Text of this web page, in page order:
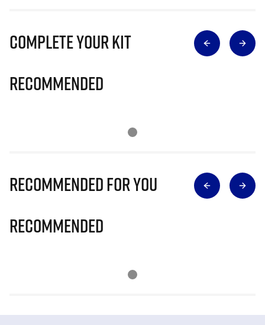
Complete Your Kit
Recommended
Recommended for you
Recommended